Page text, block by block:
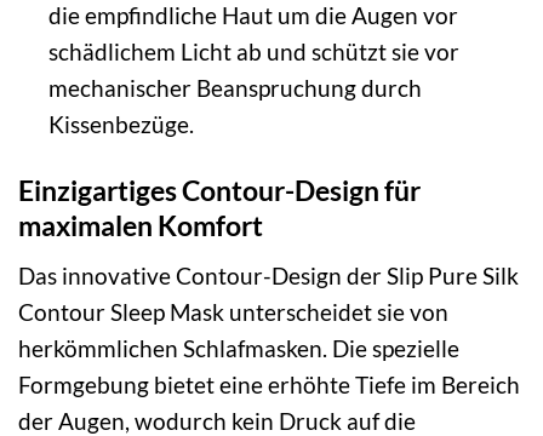
die empfindliche Haut um die Augen vor
schädlichem Licht ab und schützt sie vor
mechanischer Beanspruchung durch
Kissenbezüge.
Einzigartiges Contour-Design für
maximalen Komfort
Das innovative Contour-Design der Slip Pure Silk
Contour Sleep Mask unterscheidet sie von
herkömmlichen Schlafmasken. Die spezielle
Formgebung bietet eine erhöhte Tiefe im Bereich
der Augen, wodurch kein Druck auf die